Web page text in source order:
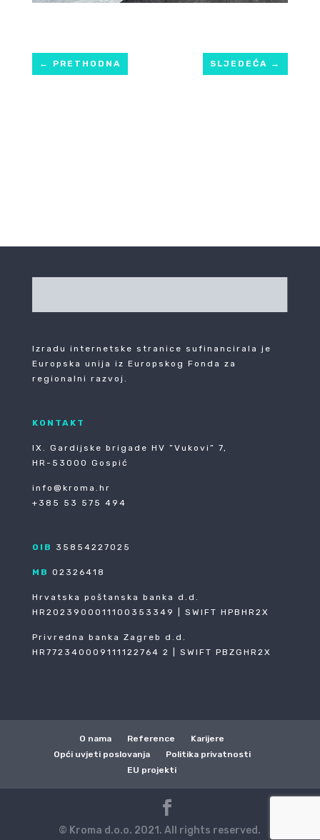
← PRETHODNA SLJEDEĆA →
Izradu internetske stranice sufinancirala je
Europska unija iz Europskog Fonda za
regionalni razvoj.
KONTAKT
IX. Gardijske brigade HV ”Vukovi” 7,
HR-53000 Gospić
info@kroma.hr
+385 53 575 494
OIB 35854227025
MB 02326418
Hrvatska poštanska banka d.d.
HR2023900011100353349 | SWIFT HPBHR2X
Privredna banka Zagreb d.d.
HR772340009111122764 2 | SWIFT PBZGHR2X
O nama Reference
Karijere
Opći uvjeti poslovanja
Politika privatnosti
EU projekti
© Kroma d.o.o. 2021. All rights reserved.